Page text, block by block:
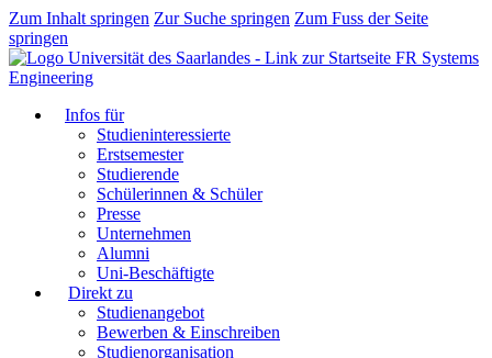
Zum Inhalt springen Zur Suche springen Zum Fuss der Seite
springen
FR Systems
Engineering
Infos für
Studieninteressierte
Erstsemester
Studierende
Schülerinnen & Schüler
Presse
Unternehmen
Alumni
Uni-Beschäftigte
Direkt zu
Studienangebot
Bewerben & Einschreiben
Studienorganisation